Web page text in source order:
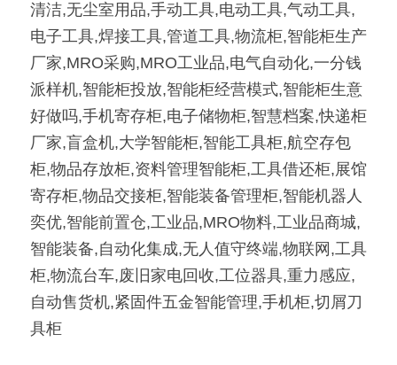
清洁,无尘室用品,手动工具,电动工具,气动工具,
电子工具,焊接工具,管道工具,物流柜,智能柜生产
厂家,MRO采购,MRO工业品,电气自动化,一分钱
派样机,智能柜投放,智能柜经营模式,智能柜生意
好做吗,手机寄存柜,电子储物柜,智慧档案,快递柜
厂家,盲盒机,大学智能柜,智能工具柜,航空存包
柜,物品存放柜,资料管理智能柜,工具借还柜,展馆
寄存柜,物品交接柜,智能装备管理柜,智能机器人
奕优,智能前置仓,工业品,MRO物料,工业品商城,
智能装备,自动化集成,无人值守终端,物联网,工具
柜,物流台车,废旧家电回收,工位器具,重力感应,
自动售货机,紧固件五金智能管理,手机柜,切屑刀
具柜